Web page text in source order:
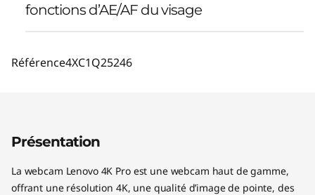
fonctions d’AE/AF du visage
Référence4XC1Q25246
Présentation
La webcam Lenovo 4K Pro est une webcam haut de gamme,
offrant une résolution 4K, une qualité d’image de pointe, des